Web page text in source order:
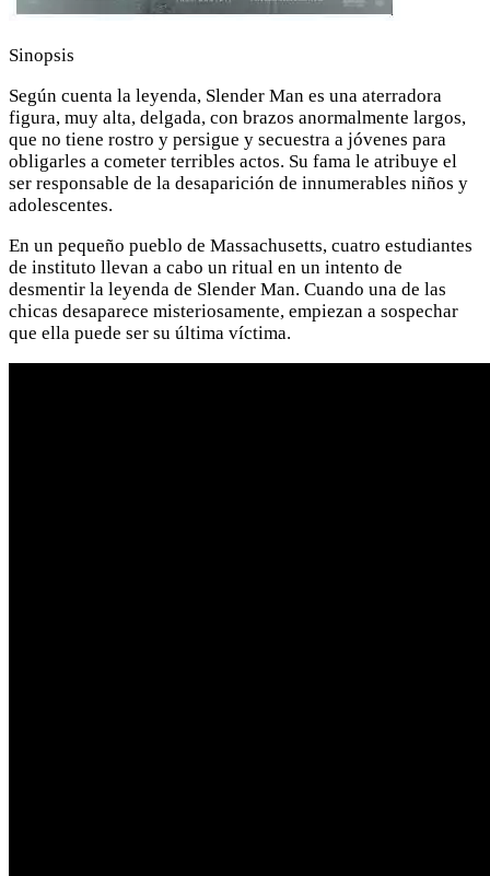
Sinopsis
Según cuenta la leyenda, Slender Man es una aterradora
figura, muy alta, delgada, con brazos anormalmente largos,
que no tiene rostro y persigue y secuestra a jóvenes para
obligarles a cometer terribles actos. Su fama le atribuye el
ser responsable de la desaparición de innumerables niños y
adolescentes.
En un pequeño pueblo de Massachusetts, cuatro estudiantes
de instituto llevan a cabo un ritual en un intento de
desmentir la leyenda de Slender Man. Cuando una de las
chicas desaparece misteriosamente, empiezan a sospechar
que ella puede ser su última víctima.